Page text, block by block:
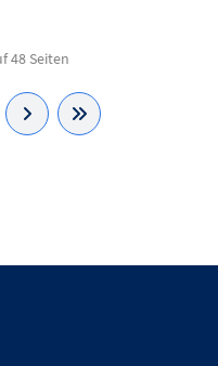
48 Seiten